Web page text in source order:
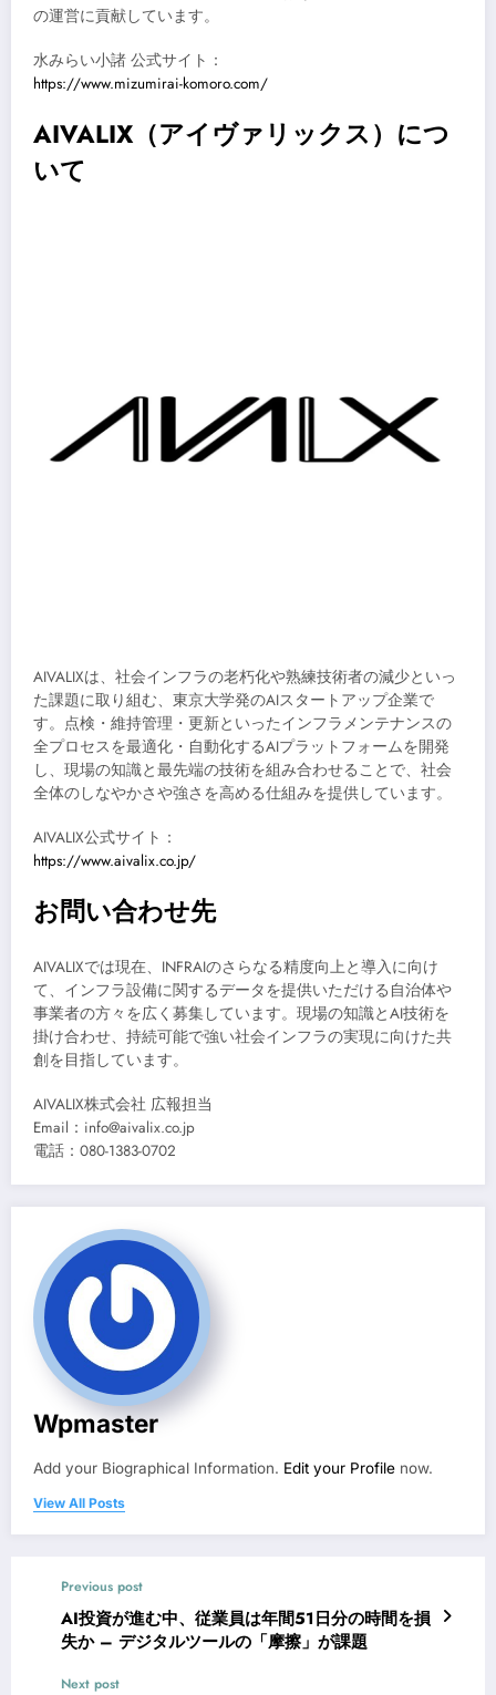
の運営に貢献しています。
水みらい小諸 公式サイト：
https://www.mizumirai-komoro.com/
AIVALIX（アイヴァリックス）につ
いて
AIVALIXは、社会インフラの老朽化や熟練技術者の減少といっ
た課題に取り組む、東京大学発のAIスタートアップ企業で
す。点検・維持管理・更新といったインフラメンテナンスの
全プロセスを最適化・自動化するAIプラットフォームを開発
し、現場の知識と最先端の技術を組み合わせることで、社会
全体のしなやかさや強さを高める仕組みを提供しています。
AIVALIX公式サイト：
https://www.aivalix.co.jp/
お問い合わせ先
AIVALIXでは現在、INFRAIのさらなる精度向上と導入に向け
て、インフラ設備に関するデータを提供いただける自治体や
事業者の方々を広く募集しています。現場の知識とAI技術を
掛け合わせ、持続可能で強い社会インフラの実現に向けた共
創を目指しています。
AIVALIX株式会社 広報担当
Email：info@aivalix.co.jp
電話：080-1383-0702
Wpmaster
Add your Biographical Information. Edit your Profile now.
View All Posts
Previous post
AI投資が進む中、従業員は年間51日分の時間を損
失か – デジタルツールの「摩擦」が課題
Next post